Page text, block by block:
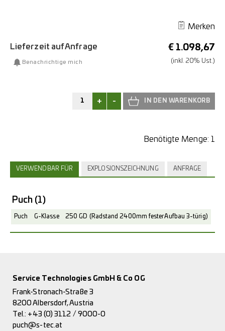
Merken
€ 1.098,67
(inkl. 20% Ust.)
Lieferzeit auf Anfrage
Benachrichtige mich
+ -
Benötigte Menge: 1
VERWENDBAR FÜR EXPLOSIONSZEICHNUNG ANFRAGE
Puch (1)
Puch G-Klasse 250 GD (Radstand 2400mm fester Aufbau 3-türig)
Service Technologies GmbH & Co OG
Frank-Stronach-Straße 3
8200 Albersdorf, Austria
Tel.: +43 (0) 3112 / 9000-0
puch@s-tec.at